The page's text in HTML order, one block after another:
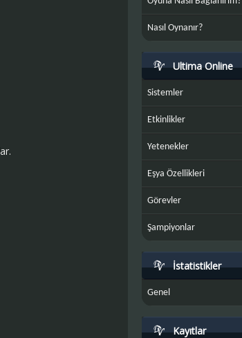
Nasıl Oynanır?
Ultima Online
Sistemler
Etkinlikler
Yetenekler
Eşya Özellikleri
Görevler
Şampiyonlar
İstatistikler
Genel
Kayıtlar